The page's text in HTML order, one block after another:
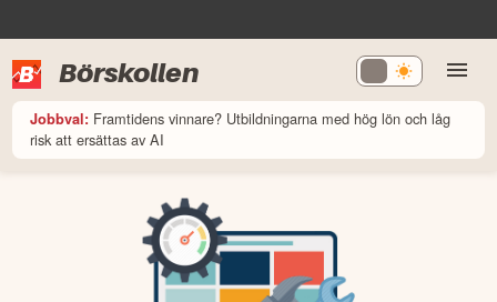
Börskollen
Jobbval: Framtidens vinnare? Utbildningarna med hög lön och låg
risk att ersättas av AI